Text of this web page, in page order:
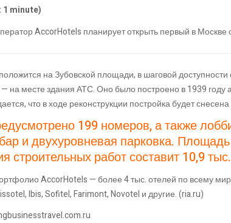
1 minute)
AccorHotels планирует открыть первый в
на Зубовской площади, в шаговой
на месте здания АТС. Оно было построено в 1939
что в ходе реконструкции постройка будет
199 номеров, а также
и двухуровневая парковка.
строительных работ составит 10,9
AccorHotels — более 4 тыс. отелей по всему
Ibis, Sofitel, Farimont, Novotel и другие. (ria.ru)